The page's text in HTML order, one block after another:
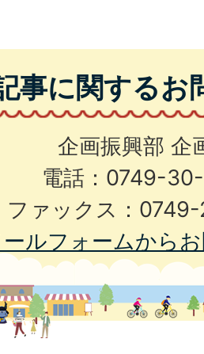
事に関するお
企画振興部 企
電話：0749-
ファックス：
ールフォームから